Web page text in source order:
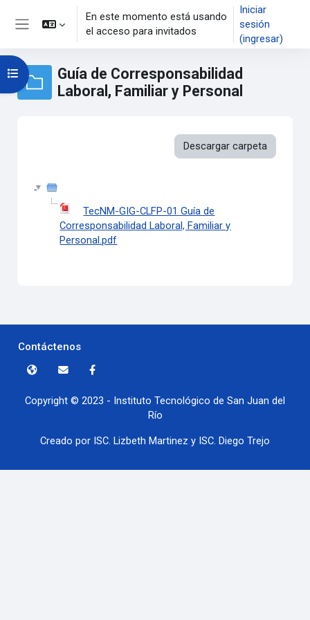
Saltar al contenido principal
En este momento está usando
el acceso para invitados
Iniciar
sesión
(ingresar)
Guía de Corresponsabilidad
Laboral, Familiar y Personal
Abrir índice del curso
Descargar carpeta
TecNM-GIG-CLFP-01 Guía de
Corresponsabilidad Laboral, Familiar y
Personal.pdf
Contáctenos
Copyright © 2023 - Instituto Tecnológico de San Juan del
Río
Creado por ISC. Lizbeth Martinez y ISC. Diego Trejo